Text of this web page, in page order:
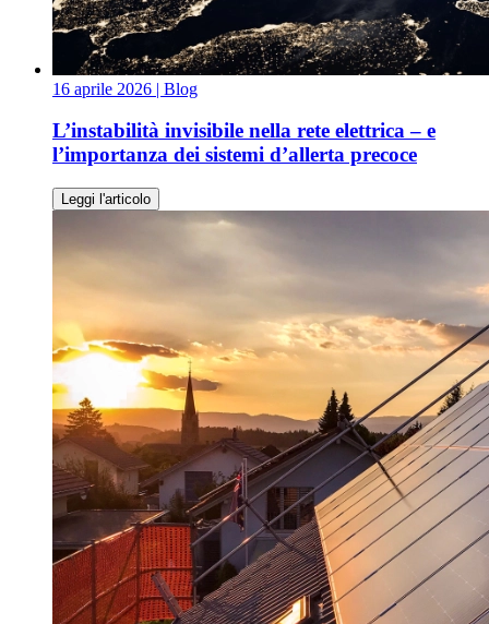
16 aprile 2026 | Blog
L’instabilità invisibile nella rete elettrica – e
l’importanza dei sistemi d’allerta precoce
Leggi l'articolo